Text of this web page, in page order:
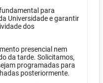
para
Universidade e garantir
dos
presencial nem
da tarde. Solicitamos,
programadas para
posteriormente.